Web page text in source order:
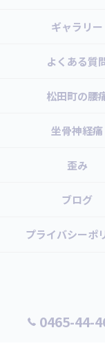
0465-44-
ギャラリー
よくある質
松田町の腰
坐骨神経痛
歪み
ブログ
プライバシーポ
© 2026 神奈川県足柄上